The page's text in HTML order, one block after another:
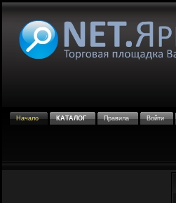
Начало КАТАЛОГ Правила Войти